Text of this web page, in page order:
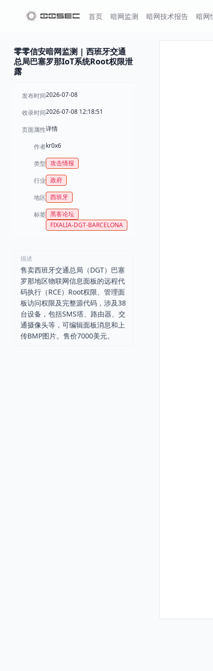
首页 暗网监测 暗网技术报告 暗网
零零信安暗网监测 | 西班牙交通
总局巴塞罗那IoT系统Root权限泄
露
发布时间2026-07-08
收录时间2026-07-08 12:18:51
页面属性详情
作者kr0x6
类型 攻击情报
行业 政府
地区 西班牙
标签 黑客论坛
FIXALIA-DGT-BARCELONA
描述
售卖西班牙交通总局（DGT）巴塞
罗那地区物联网信息面板的远程代
码执行（RCE）Root权限、管理面
板访问权限及完整源代码，涉及38
台设备，包括SMS塔、路由器、交
通摄像头等，可编辑面板消息和上
传BMP图片。售价7000美元。